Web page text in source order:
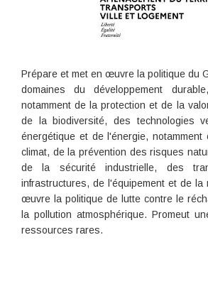
Prépare et met en œuvre la politique du
domaines du développement
notamment de la protection et de la
de la biodiversité, des technologies
énergétique et de l'énergie, notamment
climat, de la prévention des risques
de la sécurité industrielle, des
infrastructures, de l'équipement et de la
œuvre la politique de lutte contre le
la pollution atmosphérique. Promeut
ressources rares.